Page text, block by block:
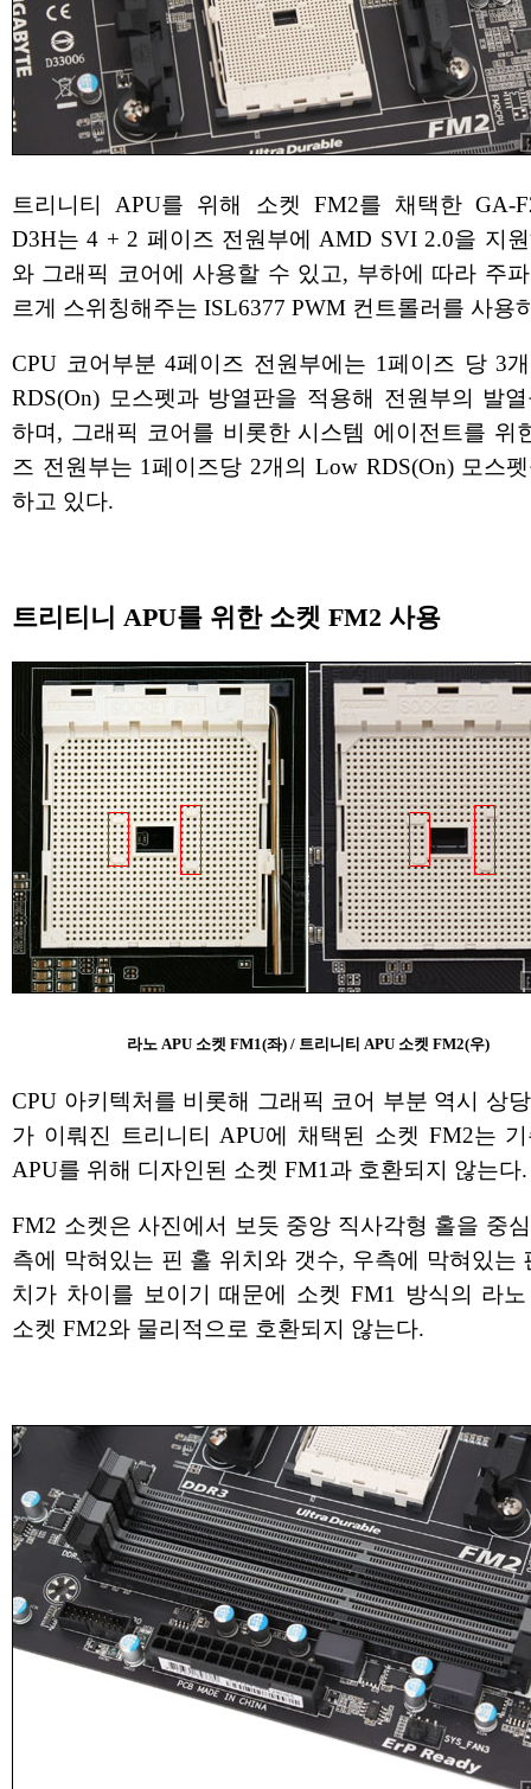
트리니티 APU를 위해 소켓 FM2를 채택한 GA-
D3H는 4 + 2 페이즈 전원부에 AMD SVI 2.0을 지
와 그래픽 코어에 사용할 수 있고, 부하에 따라 주
르게 스위칭해주는 ISL6377 PWM 컨트롤러를 사용
CPU 코어부분 4페이즈 전원부에는 1페이즈 당 3
RDS(On) 모스펫과 방열판을 적용해 전원부의 발
하며, 그래픽 코어를 비롯한 시스템 에이전트를 위
즈 전원부는 1페이즈당 2개의 Low RDS(On) 모스
하고 있다.
트리티니 APU를 위한 소켓 FM2 사용
라노 APU 소켓 FM1(좌) / 트리니티 APU 소켓 FM2(우)
CPU 아키텍처를 비롯해 그래픽 코어 부분 역시 상
가 이뤄진 트리니티 APU에 채택된 소켓 FM2는
APU를 위해 디자인된 소켓 FM1과 호환되지 않는다.
FM2 소켓은 사진에서 보듯 중앙 직사각형 홀을 중
측에 막혀있는 핀 홀 위치와 갯수, 우측에 막혀있는
치가 차이를 보이기 때문에 소켓 FM1 방식의 라
소켓 FM2와 물리적으로 호환되지 않는다.